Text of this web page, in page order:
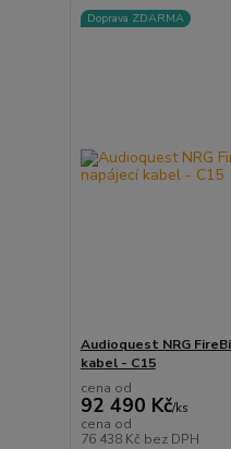
Doprava ZDARMA
Audioquest NRG
kabel - C15
cena od
92 490 Kč/ks
cena od
76 438 Kč bez DPH